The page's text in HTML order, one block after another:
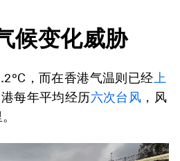
候变化威胁
，而在香港气温则已经 上
每年平均经历六次台风 ，风